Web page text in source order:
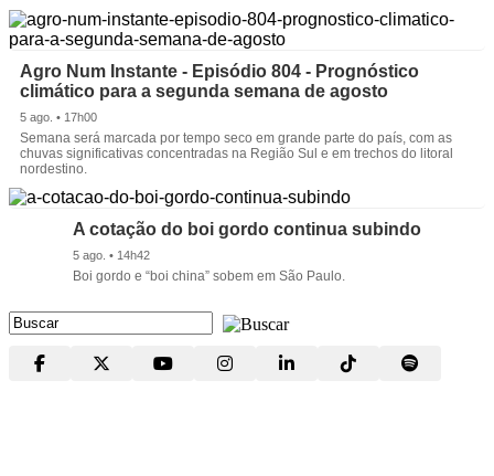
Agro Num Instante - Episódio 804 - Prognóstico
climático para a segunda semana de agosto
5 ago. • 17h00
Semana será marcada por tempo seco em grande parte do país, com as
chuvas significativas concentradas na Região Sul e em trechos do litoral
nordestino.
A cotação do boi gordo continua subindo
5 ago. • 14h42
Boi gordo e “boi china” sobem em São Paulo.